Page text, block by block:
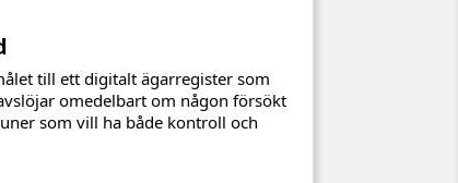
till ett digitalt ägarregister som
omedelbart om någon försökt
som vill ha både kontroll och